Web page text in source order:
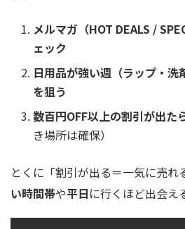
メルマガ（HOT DEALS /
ェック
日用品が強い週（ラップ・洗
を狙う
数百円OFF以上の割引が出た
き場所は確保）
とくに「割引が出る＝一気に売れ
い時間帯や平日に行くほど出会え